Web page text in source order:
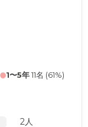
1〜5年11名 (61%)
2人